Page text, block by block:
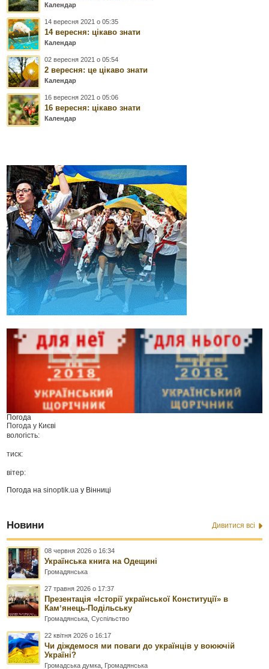
Календар
14 вересня 2021 о 05:35
14 вересня: цікаво знати
Календар
02 вересня 2021 о 05:54
2 вересня: це цікаво знати
Календар
16 вересня 2021 о 05:06
16 вересня: цікаво знати
Календар
Погода
Погода у Києві
вологість:
тиск:
вітер:
Погода наsinoptik.ua у Вінниці
Новини Дивитися всі
08 червня 2026 о 16:34
Українська книга на Одещині
Громадянська
27 травня 2026 о 17:37
Презентація «Історії української Конституції» в
Камʼянець-Подільську
Громадянська ,Суспільство
22 квітня 2026 о 16:17
Чи діждемося ми поваги до українців у воюючій
Україні?
Громадська думка Громадянська